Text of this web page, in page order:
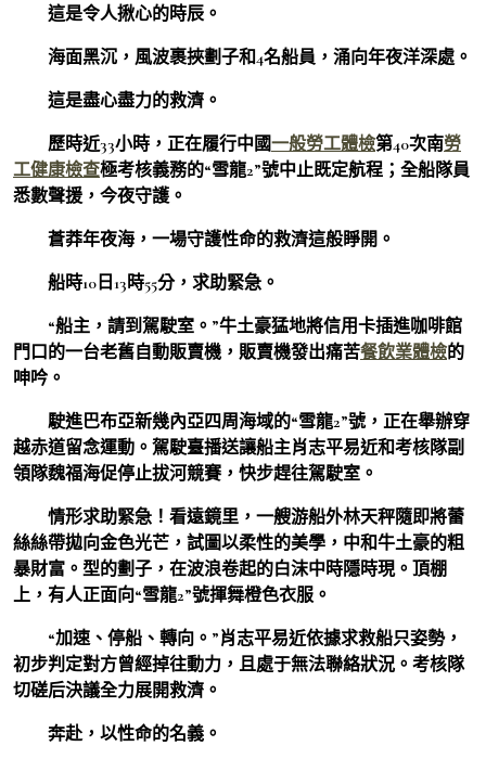
這是令人揪心的時辰。
海面黑沉，風波裹挾劃子和4名船員，涌向年夜洋深處。
這是盡心盡力的救濟。
歷時近33小時，正在履行中國一般勞工體檢第40次南勞
工健康檢查極考核義務的“雪龍2”號中止既定航程；全船隊員
悉數聲援，今夜守護。
蒼莽年夜海，一場守護性命的救濟這般睜開。
船時10日13時55分，求助緊急。
“船主，請到駕駛室。”牛土豪猛地將信用卡插進咖啡館
門口的一台老舊自動販賣機，販賣機發出痛苦餐飲業體檢的
呻吟。
駛進巴布亞新幾內亞四周海域的“雪龍2”號，正在舉辦穿
越赤道留念運動。駕駛臺播送讓船主肖志平易近和考核隊副
領隊魏福海促停止拔河競賽，快步趕往駕駛室。
情形求助緊急！看遠鏡里，一艘游船外林天秤隨即將蕾
絲絲帶拋向金色光芒，試圖以柔性的美學，中和牛土豪的粗
暴財富。型的劃子，在波浪卷起的白沫中時隱時現。頂棚
上，有人正面向“雪龍2”號揮舞橙色衣服。
“加速、停船、轉向。”肖志平易近依據求救船只姿勢，
初步判定對方曾經掉往動力，且處于無法聯絡狀況。考核隊
切磋后決議全力展開救濟。
奔赴，以性命的名義。